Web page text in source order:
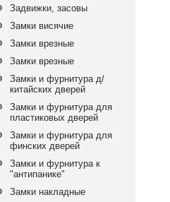
Задвижки, засовы
Замки висячие
Замки врезные
Замки врезные
Замки и фурнитура д/
китайских дверей
Замки и фурнитура для
пластиковых дверей
Замки и фурнитура для
финских дверей
Замки и фурнитура к
"антипанике"
Замки накладные